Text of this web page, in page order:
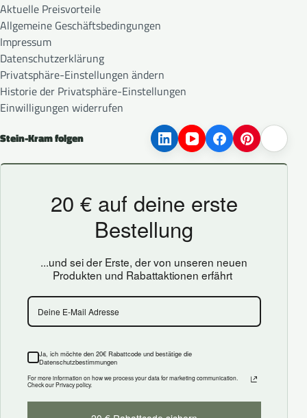
Aktuelle Preisvorteile
Allgemeine Geschäftsbedingungen
Impressum
Datenschutzerklärung
Privatsphäre-Einstellungen ändern
Historie der Privatsphäre-Einstellungen
Einwilligungen widerrufen
Stein-Kram folgen